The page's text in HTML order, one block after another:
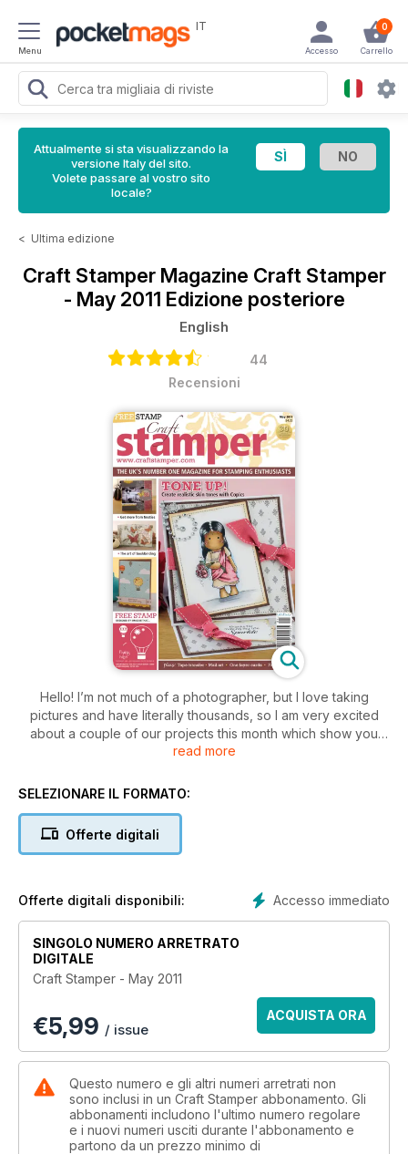
Menu
IT 0
Carrello
Accesso
Attualmente si sta visualizzando la
versione Italy del sito.
Volete passare al vostro sito
locale?
< Ultima edizione
Craft Stamper Magazine Craft Stamper
- May 2011 Edizione posteriore
English
44
Recensioni
Hello! I’m not much of a photographer, but I love taking
pictures and have literally thousands, so I am very excited
about a couple of our projects this month which show you
creative ways to incorporate photographs into your artwork
(p.8) guides you through a stunning tape transfer technique,
basis of some very creative designs. And if you need
somewhere to put all those photos you’ve collected over the
who will be writing a regular hints and tips article for us, and
this month also sees the launch of a six part series all about
popular one layer cards. See pages 32 and 34 respectively.
read more
SELEZIONARE IL FORMATO:
Offerte digitali
Accesso immediato
Offerte digitali disponibili:
SINGOLO NUMERO ARRETRATO
DIGITALE
Craft Stamper - May 2011
€5,99 / issue
ACQUISTA ORA
Questo numero e gli altri numeri arretrati non
sono inclusi in un Craft Stamper abbonamento. Gli
abbonamenti includono l'ultimo numero regolare
e i nuovi numeri usciti durante l'abbonamento e
partono da un prezzo minimo di